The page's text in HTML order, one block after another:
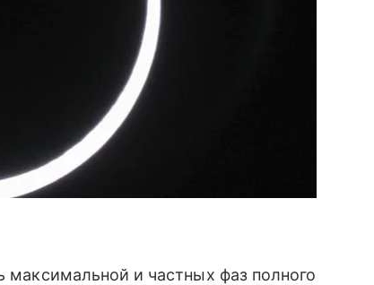
и частных фаз полного